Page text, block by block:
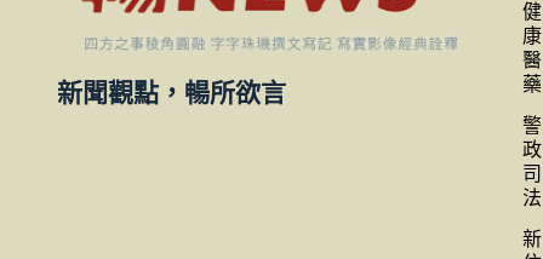
新聞觀點，暢所欲言
健
康
醫
藥
警
政
司
法
新